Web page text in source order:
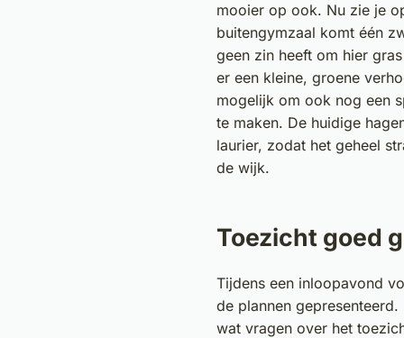
mooier op ook. Nu zie je
buitengymzaal komt één
geen zin heeft om hier
er een kleine, groene
mogelijk om ook nog een
te maken. De huidige
laurier, zodat het geheel
de wijk.
Toezicht goed
Tijdens een inloopavond
de plannen
wat vragen over het